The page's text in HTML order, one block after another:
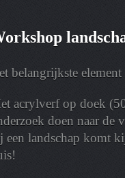
belangrijkste
acrylverf op doek
doen naar de
een landschap komt